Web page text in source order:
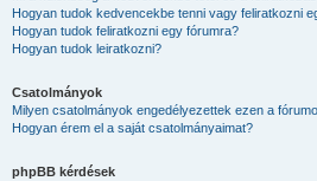
Hogyan tudok kedvencekbe tenni vagy feliratkozni
Hogyan tudok feliratkozni egy fórumra?
Hogyan tudok leiratkozni?
Csatolmányok
Milyen csatolmányok engedélyezettek ezen a
Hogyan érem el a saját csatolmányaimat?
phpBB kérdések